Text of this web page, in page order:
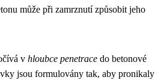
může při zamrznutí způsobit jeho
v hloubce penetrace do betonové
jsou formulovány tak, aby pronikaly